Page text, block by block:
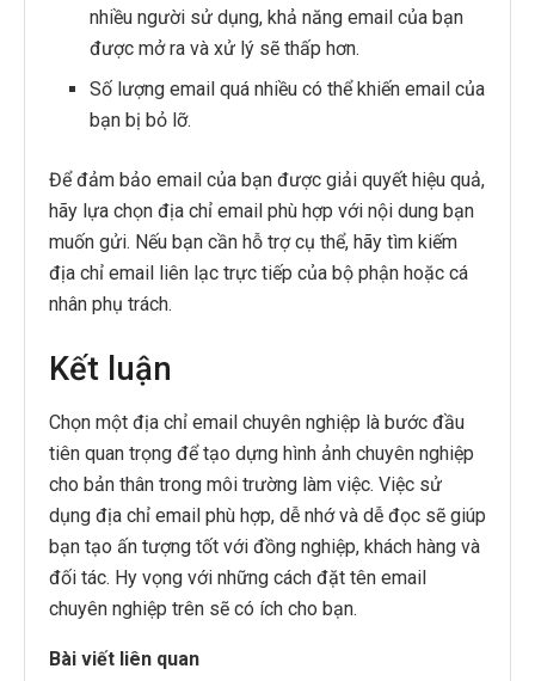
nhiều người sử dụng, khả năng email của bạn
được mở ra và xử lý sẽ thấp hơn.
Số lượng email quá nhiều có thể khiến email của
bạn bị bỏ lỡ.
Để đảm bảo email của bạn được giải quyết hiệu quả,
hãy lựa chọn địa chỉ email phù hợp với nội dung bạn
muốn gửi. Nếu bạn cần hỗ trợ cụ thể, hãy tìm kiếm
địa chỉ email liên lạc trực tiếp của bộ phận hoặc cá
nhân phụ trách.
Kết luận
Chọn một địa chỉ email chuyên nghiệp là bước đầu
tiên quan trọng để tạo dựng hình ảnh chuyên nghiệp
cho bản thân trong môi trường làm việc. Việc sử
dụng địa chỉ email phù hợp, dễ nhớ và dễ đọc sẽ giúp
bạn tạo ấn tượng tốt với đồng nghiệp, khách hàng và
đối tác. Hy vọng với những cách đặt tên email
chuyên nghiệp trên sẽ có ích cho bạn.
Bài viết liên quan